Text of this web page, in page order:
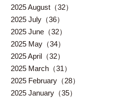
2025 August（32）
2025 July（36）
2025 June（32）
2025 May（34）
2025 April（32）
2025 March（31）
2025 February（28）
2025 January（35）